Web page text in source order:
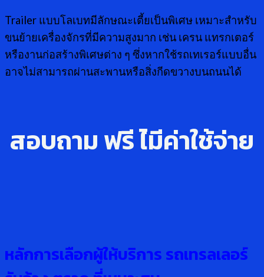
Trailer แบบโลเบทมีลักษณะเตี้ยเป็นพิเศษ เหมาะสำหรับ
ขนย้ายเครื่องจักรที่มีความสูงมาก เช่น เครน แทรกเตอร์
หรืองานก่อสร้างพิเศษต่าง ๆ ซึ่งหากใช้รถเทเรอร์แบบอื่น
อาจไม่สามารถผ่านสะพานหรือสิ่งกีดขวางบนถนนได้
สอบถาม ฟรี ไ่มีค่าใช้จ่าย
หลักการเลือกผู้ให้บริการ รถเทรลเลอร์